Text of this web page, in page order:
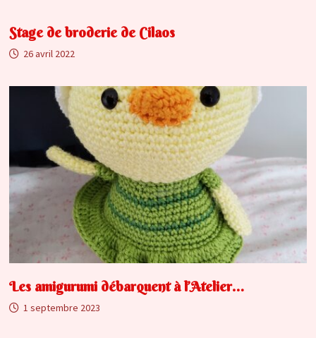
Stage de broderie de Cilaos
26 avril 2022
Les amigurumi débarquent à l’Atelier…
1 septembre 2023